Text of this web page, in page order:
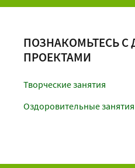
ПОЗНАКОМЬТЕСЬ С
ПРОЕКТАМИ
Творческие занятия
Оздоровительные занятия